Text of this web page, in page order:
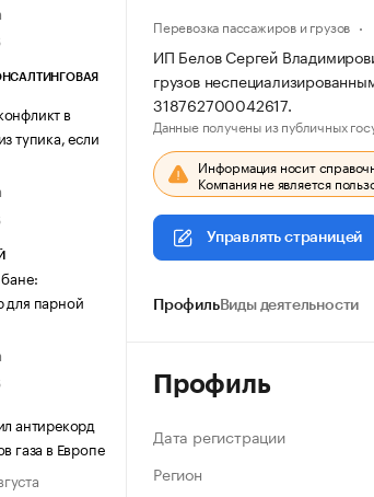
в
тупика, если
для парной
антирекорд
газа в Европе
Перевозка пассажиров и грузов
ИП Белов Сергей
грузов
318762700042617.
Данные получены из публичных
Информация носит
Компания не является
Управлять страницей
ПрофильВиды деятельности
Профиль
Дата регистрации
Регион